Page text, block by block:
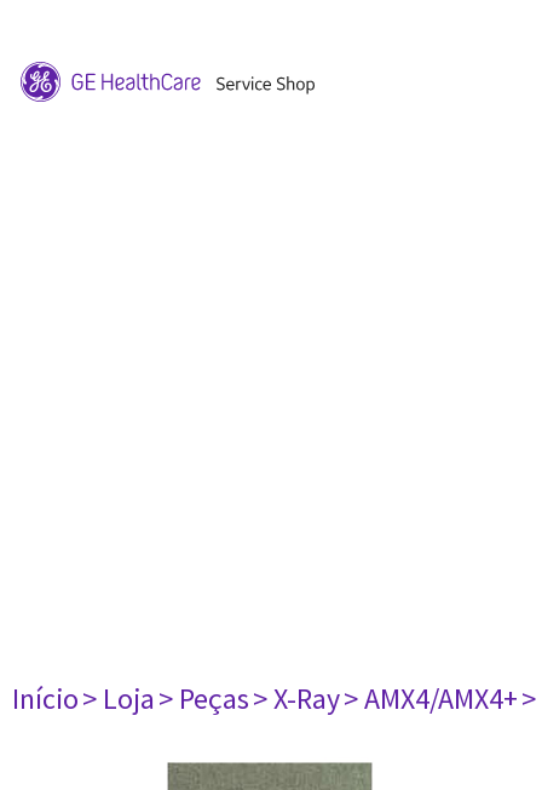
Início> Loja> Peças> X-Ray> AMX4/AMX4+